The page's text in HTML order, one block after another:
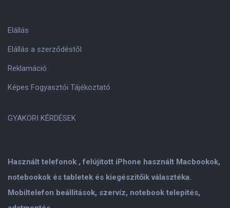
Használt telefonok , felújitott iPhone használt Macbookok,
notebookok és tabletek és kiegészitőik választéka.
Mobiltelefon beállitások, szervíz, notebook telepités,
Elállás
Elállás a szerződéstől
Reklamáció
Képes Fogyasztói Tájékoztató
GYAKORI KÉRDÉSEK